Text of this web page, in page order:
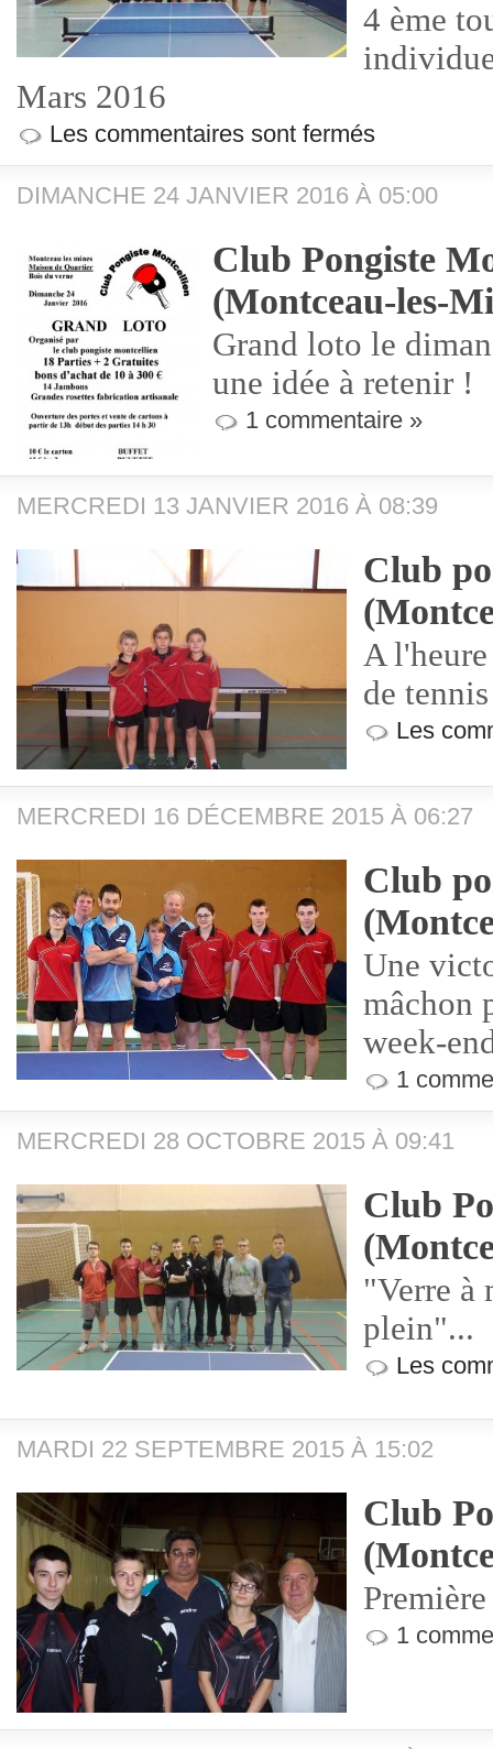
4 ème
Mars 2016
Les commentaires sont fermés
DIMANCHE 24 JANVIER 2016 À 05:00
Club Pongiste
(Montceau-les-
Grand loto le
une idée à retenir !
1 commentaire »
MERCREDI 13 JANVIER 2016 À 08:39
Club
A
de
Les
MERCREDI 16 DÉCEMBRE 2015 À 06:27
Club
Une
mâchon
week-
1
MERCREDI 28 OCTOBRE 2015 À 09:41
Club
"Verre à
plein"...
Les
MARDI 22 SEPTEMBRE 2015 À 15:02
Club
1